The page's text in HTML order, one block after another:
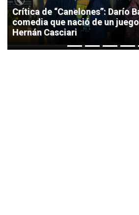
Crítica de “Canelones”: Darío
comedia que nació de un
Hernán Casciari
Previous